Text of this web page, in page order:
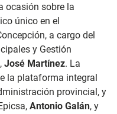
ocasión sobre la
único en el
a cargo del
y Gestión
José Martínez. La
la plataforma integral
provincial, y
Antonio Galán, y